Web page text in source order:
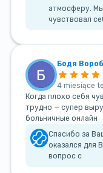
атмосферу.
чувствовал
Бодя
4 miesiące
Когда плохо себя
трудно — супер
больничные онлайн
Спасибо за
оказался для
вопрос с